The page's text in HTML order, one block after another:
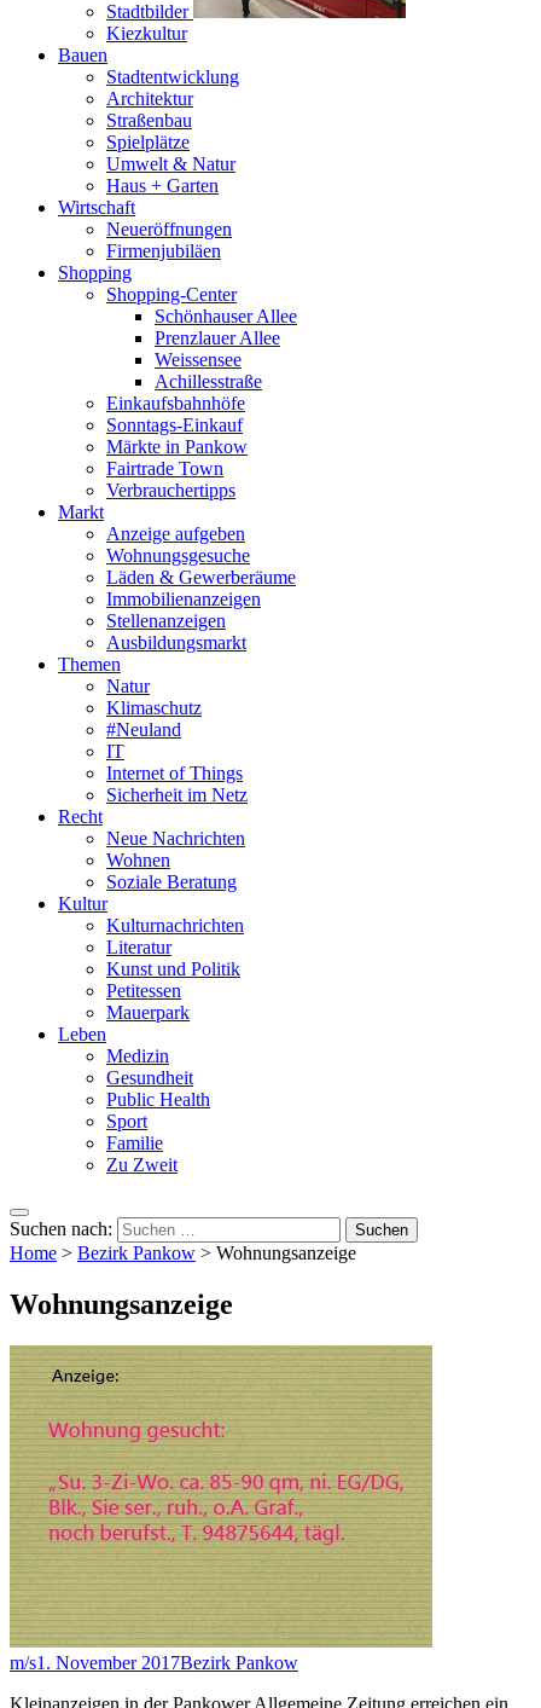
Stadtbilder
Kiezkultur
Bauen
Stadtentwicklung
Architektur
Straßenbau
Spielplätze
Umwelt & Natur
Haus + Garten
Wirtschaft
Neueröffnungen
Firmenjubiläen
Shopping
Shopping-Center
Schönhauser Allee
Prenzlauer Allee
Weissensee
Achillesstraße
Einkaufsbahnhöfe
Sonntags-Einkauf
Märkte in Pankow
Fairtrade Town
Verbrauchertipps
Markt
Anzeige aufgeben
Wohnungsgesuche
Läden & Gewerberäume
Immobilienanzeigen
Stellenanzeigen
Ausbildungsmarkt
Themen
Natur
Klimaschutz
#Neuland
IT
Internet of Things
Sicherheit im Netz
Recht
Neue Nachrichten
Wohnen
Soziale Beratung
Kultur
Kulturnachrichten
Literatur
Kunst und Politik
Petitessen
Mauerpark
Leben
Medizin
Gesundheit
Public Health
Sport
Familie
Zu Zweit
Suchen nach:
Home > Bezirk Pankow > Wohnungsanzeige
Wohnungsanzeige
m/s1. November 2017Bezirk Pankow